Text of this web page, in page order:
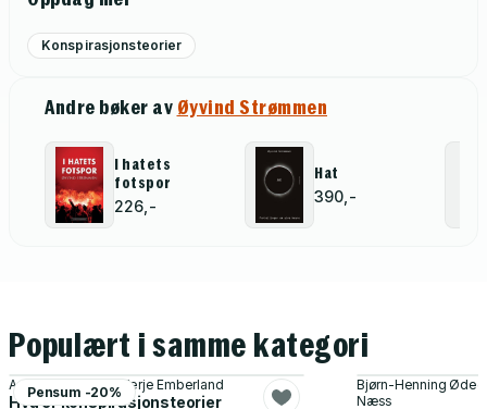
Konspirasjonsteorier
Andre bøker av Øyvind Strømmen
I hatets
fotspor
226,-
Hat
390,-
Populært i samme kategori
Pensum -20%
Asbjørn Dyrendal, Terje Emberland
Hva er konspirasjonsteorier
Bjørn-Henning
Næss